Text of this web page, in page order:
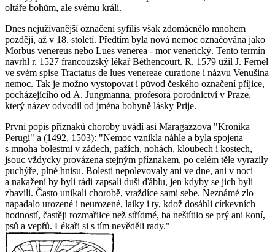
oltáře bohům, ale svému králi.
Dnes nejužívanější označení syfilis však zdomácnělo mnohem
později, až v 18. století. Předtím byla nová nemoc označována jako
Morbus venereus nebo Lues venerea - mor venerický. Tento termín
navrhl r. 1527 francouzský lékař Béthencourt. R. 1579 užil J. Fernel
ve svém spise Tractatus de lues venereae curatione i názvu Venušina
nemoc. Tak je možno vystopovat i původ českého označenípříjice,
pocházejícího od A. Jungmanna, profesora porodnictví v Praze,
který název odvodil od jména bohyně lásky Prije.
První popis příznaků choroby uvádí asi Maragazzova "Kronika
Perugi" a (1492, 1503): "Nemoc vznikla náhle a byla spojena
s mnoha bolestmi v zádech, pažích, nohách, kloubech i kostech,
jsouc vždycky provázena stejným příznakem, po celém těle vyrazily
puchýře, plné hnisu. Bolesti nepolevovaly ani ve dne, ani v noci
a nakažení by byli rádi zapsali duši ďáblu, jen kdyby se jich byli
zbavili. Často unikali chorobě, vraždíce sami sebe. Neznámé zlo
napadalo urozené i neurozené, laiky i ty, kdož dosáhli církevních
hodností, častěji rozmařilce než střídmé, ba neštítilo se prý ani koní,
psů a vepřů. Lékaři si s tím nevěděli rady."